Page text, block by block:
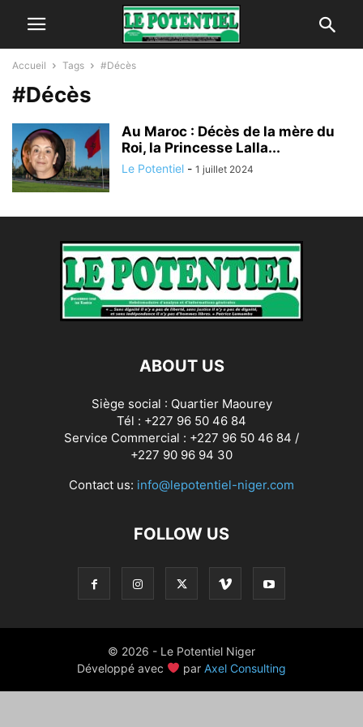
Accueil Tags #Décès
#Décès
Au Maroc : Décès de la mère du
Roi, la Princesse Lalla...
Le Potentiel - 1 juillet 2024
ABOUT US
Siège social : Quartier Maourey
Tél : +227 96 50 46 84
Service Commercial : +227 96 50 46 84 /
+227 90 96 94 30
Contact us: info@lepotentiel-niger.com
FOLLOW US
© 2026 - Le Potentiel Niger
Développé avec
par Axel Consulting